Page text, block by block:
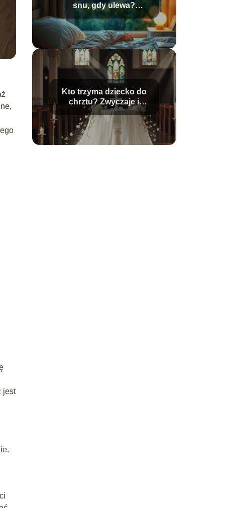
jest
snu, gdy ulewa?
Sprawdzone sposoby
Kto trzyma dziecko do
chrztu? Zwyczaje i
tradycje chrzcielne